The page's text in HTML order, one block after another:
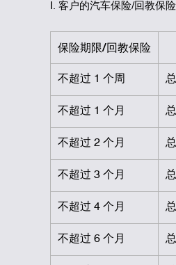
I. 客户的汽车保险/回教保
保险期限/回教保险
不超过 1 个周
不超过 1 个月
不超过 2 个月
不超过 3 个月
不超过 4 个月
不超过 6 个月